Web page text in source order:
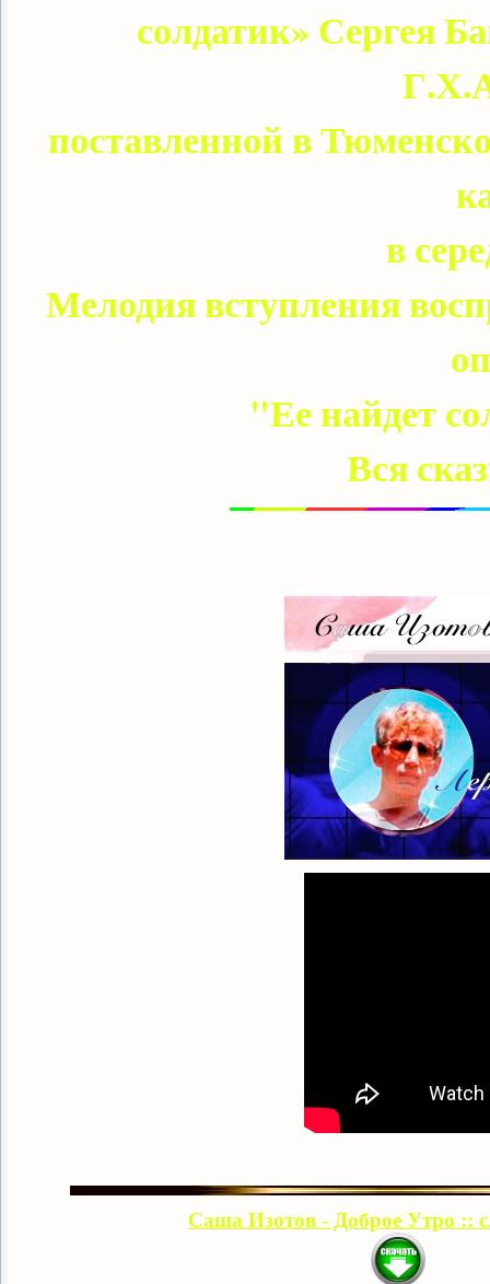
солдатик» Сергея
поставленной в
в
Мелодия вступления
"Ее найдет
Вся
Саша Изотов - Доброе Утро ::